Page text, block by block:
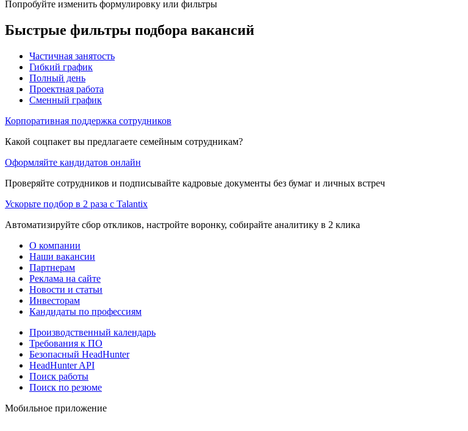
Попробуйте изменить формулировку или фильтры
Быстрые фильтры подбора вакансий
Частичная занятость
Гибкий график
Полный день
Проектная работа
Сменный график
Корпоративная поддержка сотрудников
Какой соцпакет вы предлагаете семейным сотрудникам?
Оформляйте кандидатов онлайн
Проверяйте сотрудников и подписывайте кадровые документы без бумаг и личных встреч
Ускорьте подбор в 2 раза с Talantix
Автоматизируйте сбор откликов, настройте воронку, собирайте аналитику в 2 клика
О компании
Наши вакансии
Партнерам
Реклама на сайте
Новости и статьи
Инвесторам
Кандидаты по профессиям
Производственный календарь
Требования к ПО
Безопасный HeadHunter
HeadHunter API
Поиск работы
Поиск по резюме
Мобильное приложение